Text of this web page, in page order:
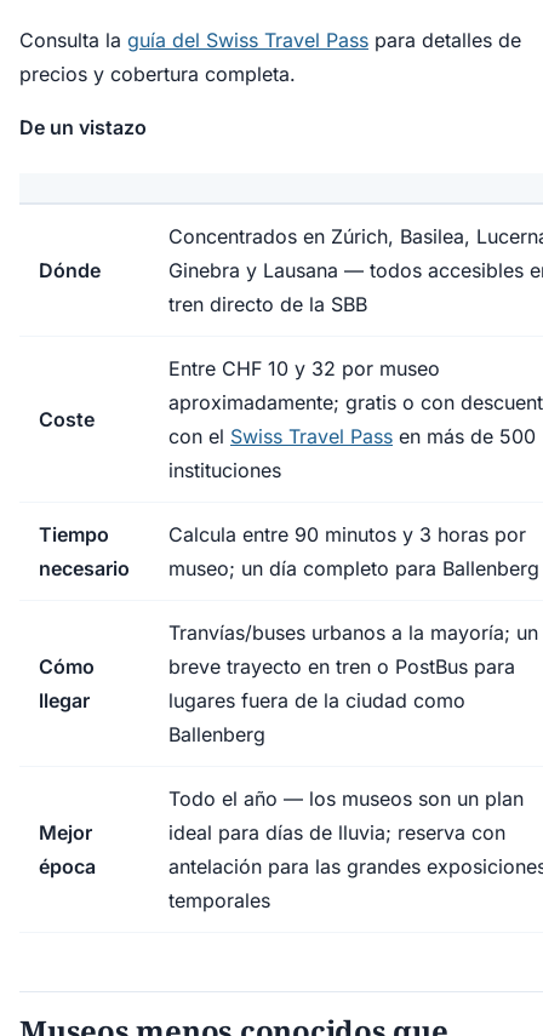
Consulta la guía del Swiss Travel Pass para detalles de
precios y cobertura completa.
De un vistazo
Dónde
Concentrados en Zúrich, Basilea,
Ginebra y Lausana — todos accesibles
tren directo de la SBB
Coste
Entre CHF 10 y 32 por museo
aproximadamente; gratis o con
con el Swiss Travel Pass en más de 500
instituciones
Tiempo
necesario
Calcula entre 90 minutos y 3 horas por
museo; un día completo para Ballenberg
Cómo
llegar
Tranvías/buses urbanos a la mayoría; un
breve trayecto en tren o PostBus para
lugares fuera de la ciudad como
Ballenberg
Mejor
época
Todo el año — los museos son un plan
ideal para días de lluvia; reserva con
antelación para las grandes
temporales